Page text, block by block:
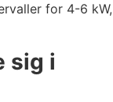
for 4-6 kW,
sig i